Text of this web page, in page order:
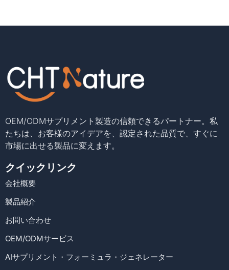
OEM/ODMサプリメント製造の信頼できるパートナー。私
たちは、お客様のアイデアを、認定された品質で、すぐに
市場に出せる製品に変えます。
クイックリンク
会社概要
製品紹介
お問い合わせ
OEM/ODMサービス
AIサプリメント・フォーミュラ・ジェネレーター